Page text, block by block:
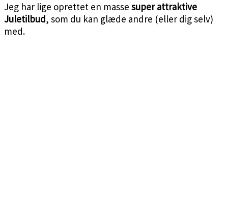
Jeg har lige oprettet en masse super attraktive
Juletilbud, som du kan glæde andre (eller dig selv)
med.